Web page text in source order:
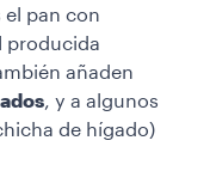
el pan con
producida
añaden
, y a algunos
de hígado)